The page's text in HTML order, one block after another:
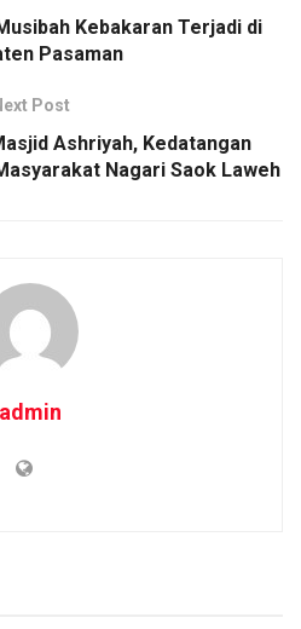
Kebakaran Terjadi di
Pasaman
Post
Ashriyah, Kedatangan
Nagari Saok Laweh
admin